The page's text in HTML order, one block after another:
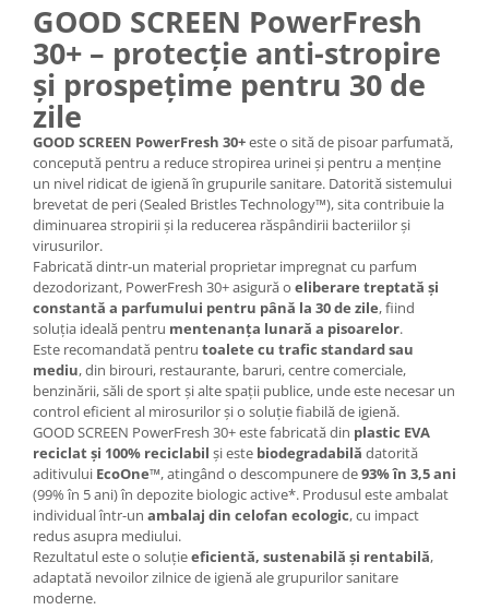
GOOD SCREEN PowerFresh
30+ – protecție anti-stropire
și prospețime pentru 30 de
zile
GOOD SCREEN PowerFresh 30+este o sită de pisoar parfumată,
concepută pentru a reduce stropirea urinei și pentru a menține
un nivel ridicat de igienă în grupurile sanitare. Datorită sistemului
brevetat de peri (Sealed Bristles Technology™), sita contribuie la
diminuarea stropirii și la reducerea răspândirii bacteriilor și
virusurilor.
Fabricată dintr-un material proprietar impregnat cu parfum
dezodorizant, PowerFresh 30+ asigură o eliberare treptată și
constantă a parfumului pentru până la 30 de zile, fiind
soluția ideală pentru mentenanța lunară a pisoarelor.
Este recomandată pentru toalete cu trafic standard sau
mediu, din birouri, restaurante, baruri, centre comerciale,
benzinării, săli de sport și alte spații publice, unde este necesar un
control eficient al mirosurilor și o soluție fiabilă de igienă.
GOOD SCREEN PowerFresh 30+ este fabricată din plastic EVA
reciclat și 100% reciclabil și este biodegradabilă datorită
aditivului EcoOne™, atingând o descompunere de93% în 3,5 ani
(99% în 5 ani) în depozite biologic active*. Produsul este ambalat
individual într-un ambalaj din celofan ecologic, cu impact
redus asupra mediului.
Rezultatul este o soluțieeficientă, sustenabilă și rentabilă,
adaptată nevoilor zilnice de igienă ale grupurilor sanitare
moderne.